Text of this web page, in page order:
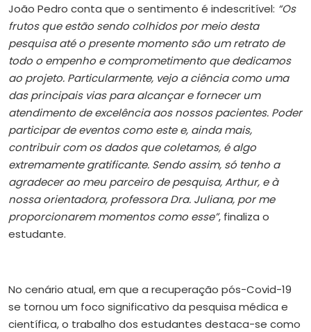
João Pedro conta que o sentimento é indescritível: “Os
frutos que estão sendo colhidos por meio desta
pesquisa até o presente momento são um retrato de
todo o empenho e comprometimento que dedicamos
ao projeto. Particularmente, vejo a ciência como uma
das principais vias para alcançar e fornecer um
atendimento de excelência aos nossos pacientes. Poder
participar de eventos como este e, ainda mais,
contribuir com os dados que coletamos, é algo
extremamente gratificante. Sendo assim, só tenho a
agradecer ao meu parceiro de pesquisa, Arthur, e à
nossa orientadora, professora Dra. Juliana, por me
proporcionarem momentos como esse”, finaliza o
estudante.
No cenário atual, em que a recuperação pós-Covid-19
se tornou um foco significativo da pesquisa médica e
científica, o trabalho dos estudantes destaca-se como